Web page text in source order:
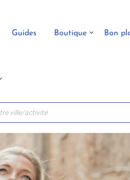
Guides Boutique Bon